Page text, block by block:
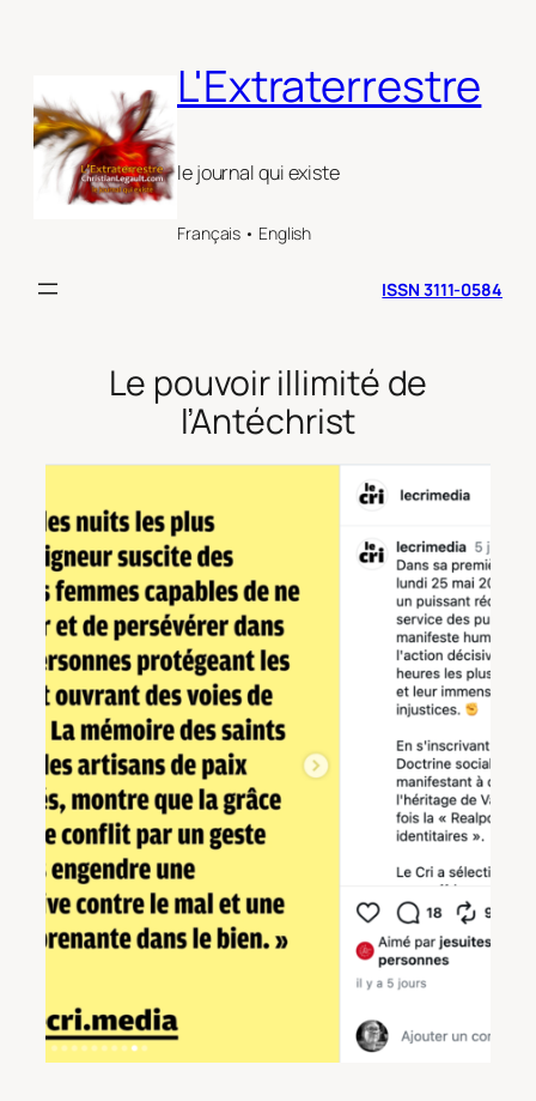
L'Extraterrestre
le journal qui existe
Français • English
ISSN 3111-0584
Le pouvoir illimité de
l’Antéchrist